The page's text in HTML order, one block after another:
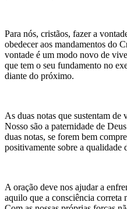
Para nós, cristãos, fazer a
obedecer aos mandamentos do
vontade é um modo novo de
que tem o seu fundamento no
diante do próximo.
As duas notas que sustentam de
Nosso são a paternidade de
duas notas, se forem bem
positivamente sobre a qualidade
A oração deve nos ajudar a
aquilo que a consciência correta